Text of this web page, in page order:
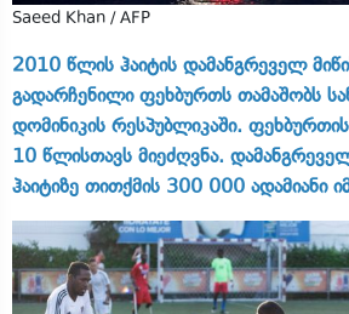
Saeed Khan / AFP
2010 წლის ჰაიტის დამანგრეველ
გადარჩენილი ფეხბურთს თამაშობს
დომინიკის რესპუბლიკაში.
10 წლისთავს მიეძღვნა.
ჰაიტიზე თითქმის 300 000 ადამიანი